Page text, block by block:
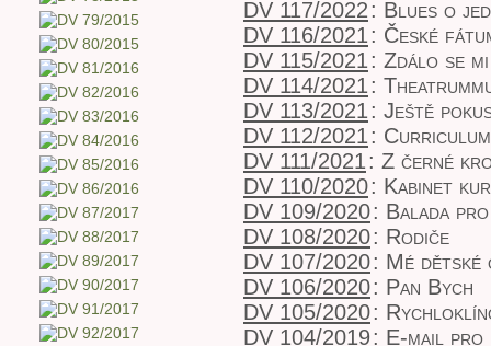
DV 117/2022: Blues o
DV 116/2021: České
DV 115/2021: Zdálo se mi
DV 114/2021:
DV 113/2021: Ještě
DV 112/2021:
DV 111/2021: Z černé
DV 110/2020: Kabinet
DV 109/2020: Balada
DV 108/2020: Rodiče
DV 107/2020: Mé dětské
DV 106/2020: Pan Bych
DV 105/2020:
DV 104/2019: E-mail